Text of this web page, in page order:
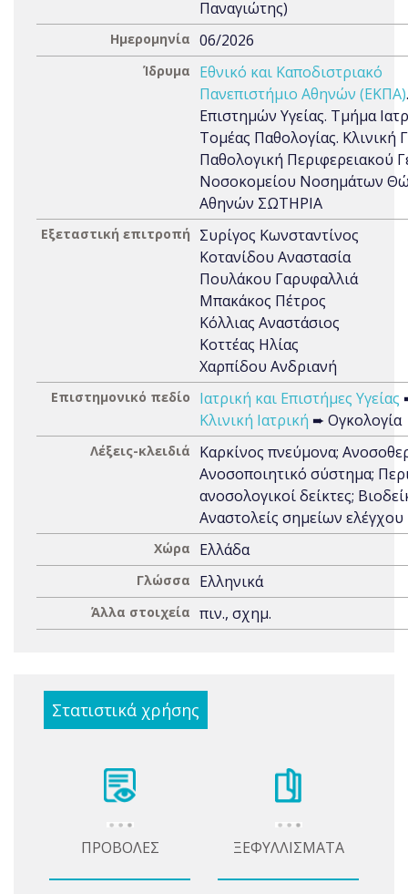
Παναγιώτης)
Ημερομηνία 06/2026
Ίδρυμα
Εθνικό και Καποδιστριακό
Πανεπιστήμιο Αθηνών (ΕΚΠΑ)
Επιστημών Υγείας. Τμήμα
Τομέας Παθολογίας. Κλινική
Παθολογική Περιφερειακού
Νοσοκομείου Νοσημάτων
Αθηνών ΣΩΤΗΡΙΑ
Εξεταστική επιτροπή
Συρίγος Κωνσταντίνος
Κοτανίδου Αναστασία
Πουλάκου Γαρυφαλλιά
Μπακάκος Πέτρος
Κόλλιας Αναστάσιος
Κοττέας Ηλίας
Χαρπίδου Ανδριανή
Επιστημονικό πεδίο Ιατρική και Επιστήμες Υγείας
Κλινική Ιατρική ➨ Ογκολογία
Λέξεις-κλειδιά
Καρκίνος πνεύμονα;
Ανοσοποιητικό σύστημα;
ανοσολογικοί δείκτες;
Αναστολείς σημείων ελέγχου
Χώρα Ελλάδα
Γλώσσα Ελληνικά
Άλλα στοιχεία πιν., σχημ.
Στατιστικά χρήσης
ΠΡΟΒΟΛΕΣ ΞΕΦΥΛΛΙΣΜΑΤΑ